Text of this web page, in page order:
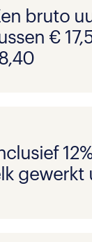
bruto
€
gewerkt